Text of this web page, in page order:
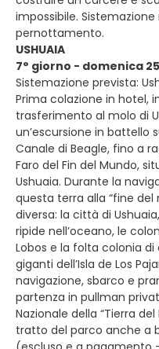
impossibile.
pernottamento.
USHUAIA
7° giorno - domenica
Sistemazione prevista:
Prima colazione in hotel,
trasferimento al molo di
un’escursione in battello
Canale di Beagle, fino a
Faro del Fin del Mundo,
Ushuaia. Durante la
questa terra alla “fine
diversa: la città di
ripide nell’oceano, le
Lobos e la folta colonia
giganti dell’Isla de Los
navigazione, sbarco e
partenza in pullman
Nazionale della “Tierra
tratto del parco anche a